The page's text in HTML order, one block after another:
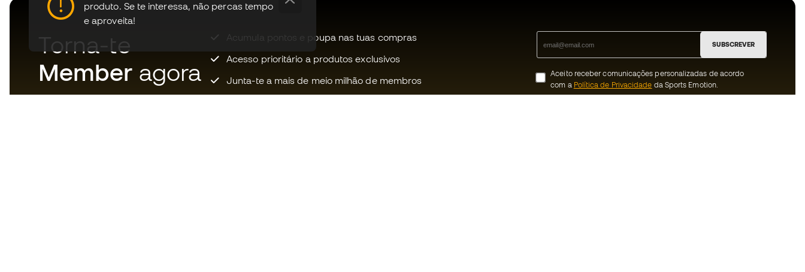
produto. Se te interessa, não percas tempo
e aproveita!
Torna-te
Member agora
Acumula pontos e poupa nas tuas compras
Acesso prioritário a produtos exclusivos
Junta-te a mais de meio milhão de membros
SUBSCREVER
Aceito receber comunicações personalizadas de acordo
com a Política de Privacidade da Sports Emotion.